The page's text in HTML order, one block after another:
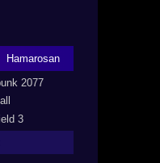
Hamarosan